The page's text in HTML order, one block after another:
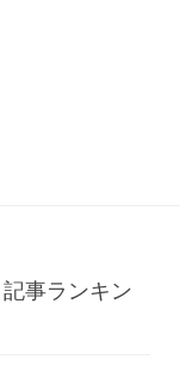
記事ランキン